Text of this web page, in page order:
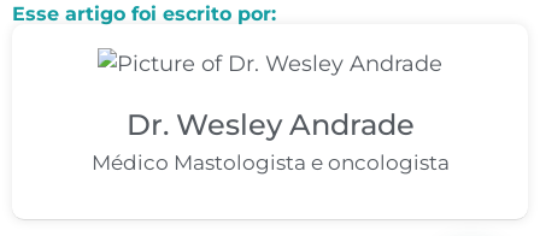
Esse artigo foi escrito por:
Dr. Wesley Andrade
Médico Mastologista e oncologista